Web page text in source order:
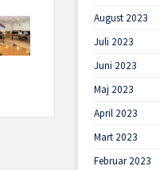
August 2023
Juli 2023
Juni 2023
Maj 2023
April 2023
Mart 2023
Februar 2023